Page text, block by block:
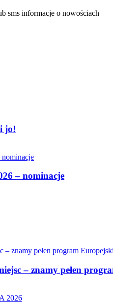
sms informacje o nowościach
jo!
– nominacje
– znamy pełen